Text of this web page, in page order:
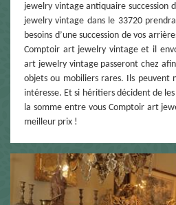
jewelry vintage antiquaire succession
jewelry vintage dans le 33720
besoins d’une succession de vos
Comptoir art jewelry vintage et il
art jewelry vintage passeront chez
objets ou mobiliers rares. Ils peuvent
intéresse. Et si héritiers décident de
la somme entre vous Comptoir art
meilleur prix !